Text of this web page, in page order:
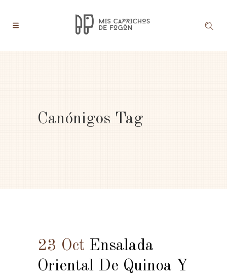
Canónigos Tag
23 Oct Ensalada
Oriental De Quinoa Y